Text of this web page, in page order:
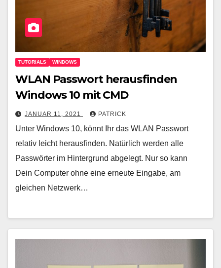
TUTORIALS WINDOWS
WLAN Passwort herausfinden
Windows 10 mit CMD
JANUAR 11, 2021 PATRICK
Unter Windows 10, könnt Ihr das WLAN Passwort
relativ leicht herausfinden. Natürlich werden alle
Passwörter im Hintergrund abgelegt. Nur so kann
Dein Computer ohne eine erneute Eingabe, am
gleichen Netzwerk…